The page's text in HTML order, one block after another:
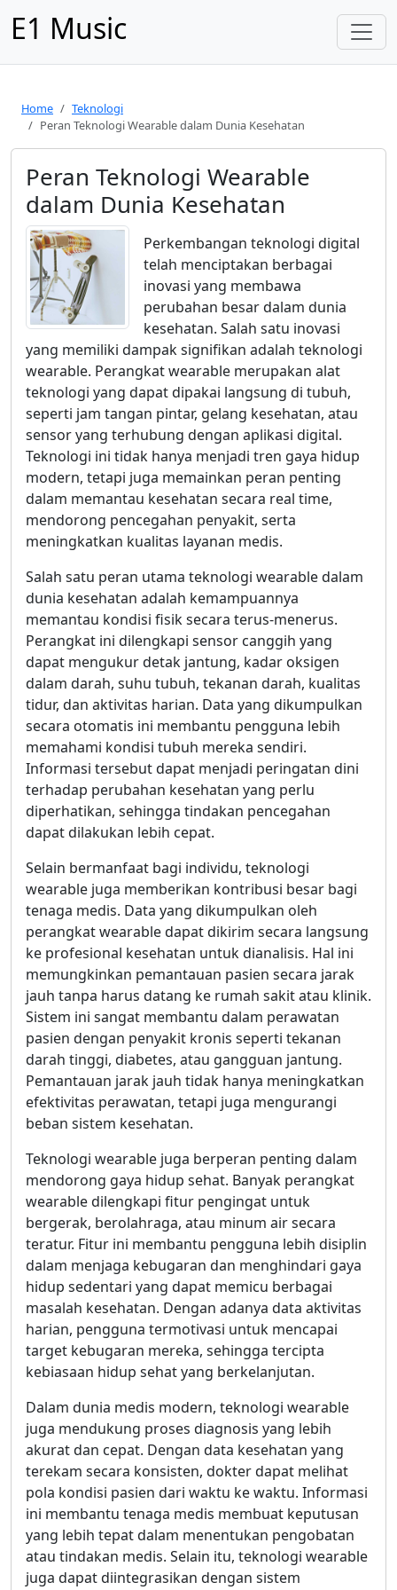
E1 Music
Home
Teknologi
Peran Teknologi Wearable dalam Dunia Kesehatan
Peran Teknologi Wearable
dalam Dunia Kesehatan
Perkembangan teknologi digital
telah menciptakan berbagai
inovasi yang membawa
perubahan besar dalam dunia
kesehatan. Salah satu inovasi
yang memiliki dampak signifikan adalah teknologi
wearable. Perangkat wearable merupakan alat
teknologi yang dapat dipakai langsung di tubuh,
seperti jam tangan pintar, gelang kesehatan, atau
sensor yang terhubung dengan aplikasi digital.
Teknologi ini tidak hanya menjadi tren gaya hidup
modern, tetapi juga memainkan peran penting
dalam memantau kesehatan secara real time,
mendorong pencegahan penyakit, serta
meningkatkan kualitas layanan medis.
Salah satu peran utama teknologi wearable dalam
dunia kesehatan adalah kemampuannya
memantau kondisi fisik secara terus-menerus.
Perangkat ini dilengkapi sensor canggih yang
dapat mengukur detak jantung, kadar oksigen
dalam darah, suhu tubuh, tekanan darah, kualitas
tidur, dan aktivitas harian. Data yang dikumpulkan
secara otomatis ini membantu pengguna lebih
memahami kondisi tubuh mereka sendiri.
Informasi tersebut dapat menjadi peringatan dini
terhadap perubahan kesehatan yang perlu
diperhatikan, sehingga tindakan pencegahan
dapat dilakukan lebih cepat.
Selain bermanfaat bagi individu, teknologi
wearable juga memberikan kontribusi besar bagi
tenaga medis. Data yang dikumpulkan oleh
perangkat wearable dapat dikirim secara langsung
ke profesional kesehatan untuk dianalisis. Hal ini
memungkinkan pemantauan pasien secara jarak
jauh tanpa harus datang ke rumah sakit atau klinik.
Sistem ini sangat membantu dalam perawatan
pasien dengan penyakit kronis seperti tekanan
darah tinggi, diabetes, atau gangguan jantung.
Pemantauan jarak jauh tidak hanya meningkatkan
efektivitas perawatan, tetapi juga mengurangi
beban sistem kesehatan.
Teknologi wearable juga berperan penting dalam
mendorong gaya hidup sehat. Banyak perangkat
wearable dilengkapi fitur pengingat untuk
bergerak, berolahraga, atau minum air secara
teratur. Fitur ini membantu pengguna lebih disiplin
dalam menjaga kebugaran dan menghindari gaya
hidup sedentari yang dapat memicu berbagai
masalah kesehatan. Dengan adanya data aktivitas
harian, pengguna termotivasi untuk mencapai
target kebugaran mereka, sehingga tercipta
kebiasaan hidup sehat yang berkelanjutan.
Dalam dunia medis modern, teknologi wearable
juga mendukung proses diagnosis yang lebih
akurat dan cepat. Dengan data kesehatan yang
terekam secara konsisten, dokter dapat melihat
pola kondisi pasien dari waktu ke waktu. Informasi
ini membantu tenaga medis membuat keputusan
yang lebih tepat dalam menentukan pengobatan
atau tindakan medis. Selain itu, teknologi wearable
juga dapat diintegrasikan dengan sistem